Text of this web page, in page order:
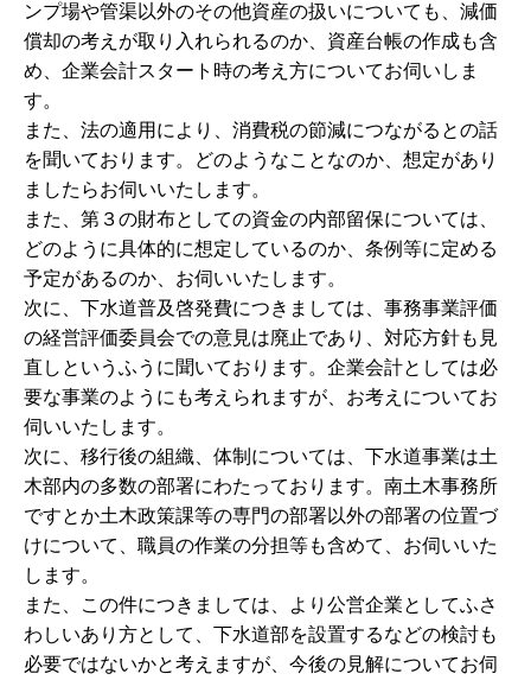
ンプ場や管渠以外のその他資産の扱いについても、減価
償却の考えが取り入れられるのか、資産台帳の作成も含
め、企業会計スタート時の考え方についてお伺いしま
す。
また、法の適用により、消費税の節減につながるとの話
を聞いております。どのようなことなのか、想定があり
ましたらお伺いいたします。
また、第３の財布としての資金の内部留保については、
どのように具体的に想定しているのか、条例等に定める
予定があるのか、お伺いいたします。
次に、下水道普及啓発費につきましては、事務事業評価
の経営評価委員会での意見は廃止であり、対応方針も見
直しというふうに聞いております。企業会計としては必
要な事業のようにも考えられますが、お考えについてお
伺いいたします。
次に、移行後の組織、体制については、下水道事業は土
木部内の多数の部署にわたっております。南土木事務所
ですとか土木政策課等の専門の部署以外の部署の位置づ
けについて、職員の作業の分担等も含めて、お伺いいた
します。
また、この件につきましては、より公営企業としてふさ
わしいあり方として、下水道部を設置するなどの検討も
必要ではないかと考えますが、今後の見解についてお伺